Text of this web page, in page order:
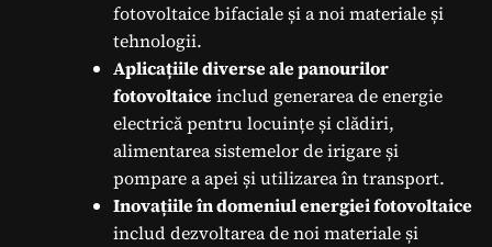
fotovoltaice bifaciale și a noi materiale și
tehnologii.
Aplicațiile diverse ale panourilor
fotovoltaiceinclud generarea de energie
electrică pentru locuințe și clădiri,
alimentarea sistemelor de irigare și
pompare a apei și utilizarea în transport.
Inovațiile în domeniul energiei fotovoltaice
includ dezvoltarea de noi materiale și